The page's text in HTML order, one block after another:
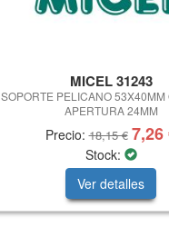
MICEL 31243
SOPORTE PELICANO 53X40MM
APERTURA 24MM
Precio:18,15 € 7,26
Stock:
Ver detalles